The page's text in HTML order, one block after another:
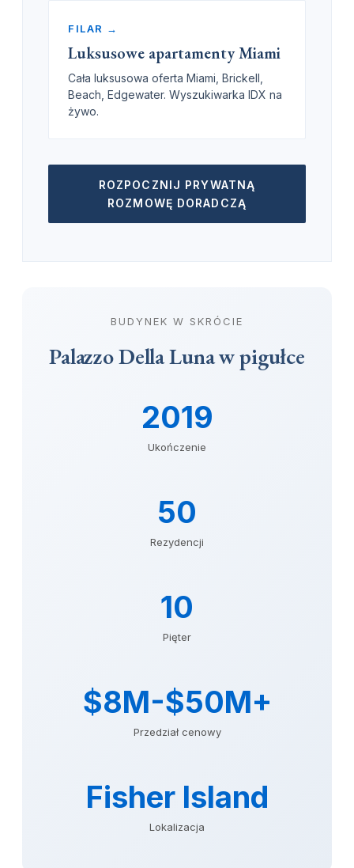
FILAR →
Luksusowe apartamenty Miami
Cała luksusowa oferta Miami, Brickell,
Beach, Edgewater. Wyszukiwarka IDX na
żywo.
ROZPOCZNIJ PRYWATNĄ
ROZMOWĘ DORADCZĄ
BUDYNEK W SKRÓCIE
Palazzo Della Luna w pigułce
2019
Ukończenie
50
Rezydencji
10
Pięter
$8M-$50M+
Przedział cenowy
Fisher Island
Lokalizacja